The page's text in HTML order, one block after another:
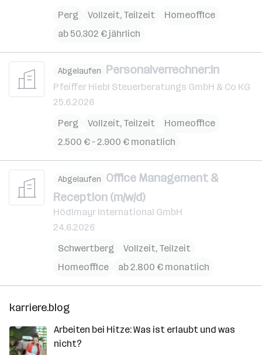
Perg
Vollzeit, Teilzeit
Homeoffice
ab 50.302 € jährlich
Abgelaufen Personalverrechner:in
Pfeiffer Hiebl Steuerberatungs GmbH & Co KG
25.6.2026
Perg
Vollzeit, Teilzeit
Homeoffice
2.500 € – 2.900 € monatlich
Abgelaufen Office Management &
Reception (m/w/d)
Hödlmayr International GmbH
24.6.2026
Schwertberg
Vollzeit, Teilzeit
Homeoffice
ab 2.800 € monatlich
karriere.blog
Arbeiten bei Hitze: Was ist erlaubt und was
nicht?